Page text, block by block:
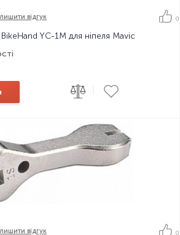
вiдгук 0
YC-1M для ніпеля Mavic
вiдгук 0